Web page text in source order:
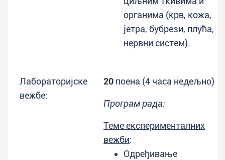
органима (крв, кожа,
јетра, бубрези, плућа,
нервни систем).
Лабораторијске
вежбе:
20 поена (4 часа недељно)
Програм рада:
Теме експерименталних
вежби:
Одређивање